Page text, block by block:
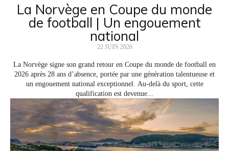
La Norvège en Coupe du monde
de football | Un engouement
national
22 JUIN 2026
La Norvège signe son grand retour en Coupe du monde de football en
2026 après 28 ans d’absence, portée par une génération talentueuse et
un engouement national exceptionnel. Au-delà du sport, cette
qualification est devenue...